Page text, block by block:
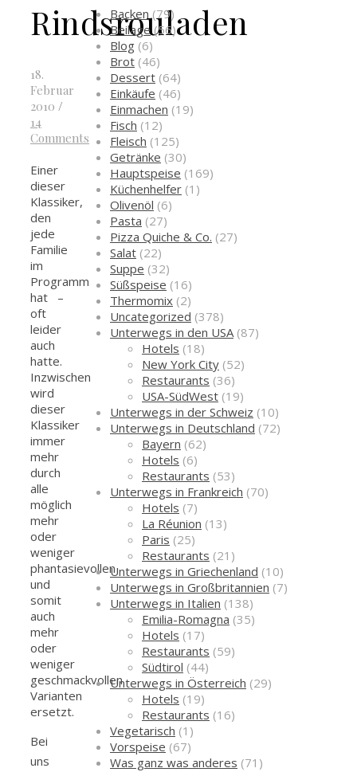
Rindsrouladen
18.
Februar
2010 /
14
Comments
Einer
dieser
Klassiker,
den
jede
Familie
im
Programm
hat –
oft
leider
auch
hatte.
Inzwischen
wird
dieser
Klassiker
immer
mehr
durch
alle
möglich
mehr
oder
weniger
phantasievollen
und
somit
auch
mehr
oder
weniger
geschmackvollen
Varianten
ersetzt.
Bei
uns
Backen(79)
Beilage(56)
Blog (6)
Brot (46)
Dessert (64)
Einkäufe (46)
Einmachen (19)
Fisch (12)
Fleisch (125)
Getränke (30)
Hauptspeise (169)
Küchenhelfer (1)
Olivenöl (6)
Pasta (27)
Pizza Quiche & Co. (27)
Salat (22)
Suppe (32)
Süßspeise (16)
Thermomix (2)
Uncategorized (378)
Unterwegs in den USA(87)
Hotels (18)
New York City (52)
Restaurants (36)
USA-SüdWest (19)
Unterwegs in der Schweiz (10)
Unterwegs in Deutschland (72)
Bayern (62)
Hotels (6)
Restaurants (53)
Unterwegs in Frankreich (70)
Hotels (7)
La Réunion (13)
Paris (25)
Restaurants (21)
Unterwegs in Griechenland (10)
Unterwegs in Großbritannien (7)
Unterwegs in Italien (138)
Emilia-Romagna (35)
Hotels (17)
Restaurants (59)
Südtirol (44)
Unterwegs in Österreich (29)
Hotels (19)
Restaurants (16)
Vegetarisch (1)
Vorspeise (67)
Was ganz was anderes (71)